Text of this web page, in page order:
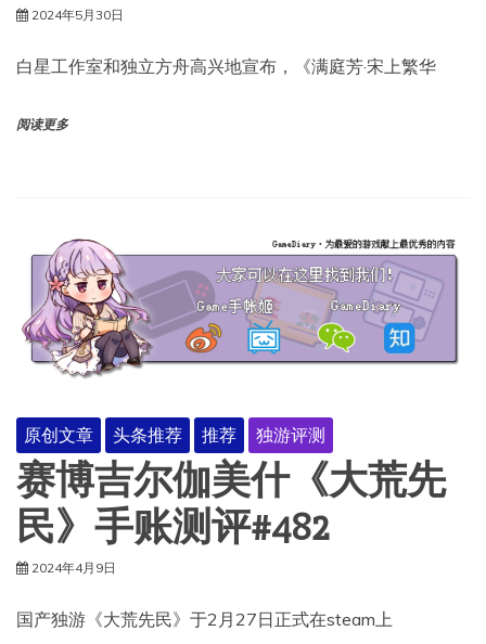
2024年5月30日
白星工作室和独立方舟高兴地宣布，《满庭芳·宋上繁华
阅读更多
原创文章 头条推荐 推荐 独游评测
赛博吉尔伽美什《大荒先
民》手账测评#482
2024年4月9日
国产独游《大荒先民》于2月27日正式在steam上